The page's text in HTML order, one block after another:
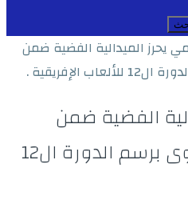
يحرز الميدالية الفضية ضمن
الإفريقية .
الفضية ضمن
منافسات ألعاب القوى برسم الدورة ال12